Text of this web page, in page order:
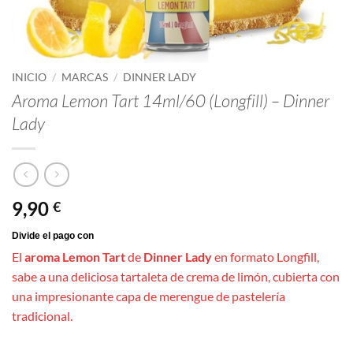
INICIO / MARCAS / DINNER LADY
Aroma Lemon Tart 14ml/60 (Longfill) – Dinner
Lady
9,90 €
El aroma Lemon Tartde Dinner Ladyen formato Longfill,
sabe a una deliciosa tartaleta de crema de limón, cubierta con
una impresionante capa de merengue de pastelería
tradicional.